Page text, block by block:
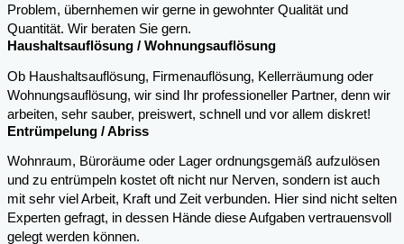
Problem, übernhemen wir gerne in gewohnter Qualität und
Quantität. Wir beraten Sie gern.
Haushaltsauflösung / Wohnungsauflösung
Ob Haushaltsauflösung, Firmenauflösung, Kellerräumung oder
Wohnungsauflösung, wir sind Ihr professioneller Partner, denn wir
arbeiten, sehr sauber, preiswert, schnell und vor allem diskret!
Entrümpelung / Abriss
Wohnraum, Büroräume oder Lager ordnungsgemäß aufzulösen
und zu entrümpeln kostet oft nicht nur Nerven, sondern ist auch
mit sehr viel Arbeit, Kraft und Zeit verbunden. Hier sind nicht selten
Experten gefragt, in dessen Hände diese Aufgaben vertrauensvoll
gelegt werden können.